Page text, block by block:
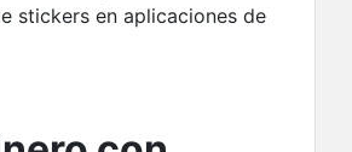
stickers en aplicaciones de